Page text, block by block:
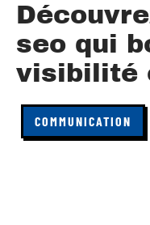
seo qui
visibilité
COMMUNICATION